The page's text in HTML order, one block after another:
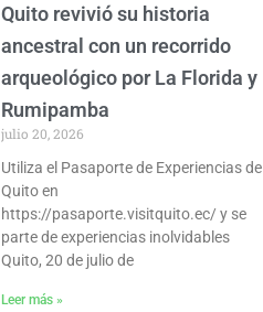
Quito revivió su historia
ancestral con un recorrido
arqueológico por La Florida y
Rumipamba
julio 20, 2026
Utiliza el Pasaporte de Experiencias de
Quito en
https://pasaporte.visitquito.ec/ y se
parte de experiencias inolvidables
Quito, 20 de julio de
Leer más »